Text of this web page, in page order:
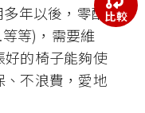
多年以後，零配
等)，需要維
的椅子能夠使
不浪費，愛地
比較